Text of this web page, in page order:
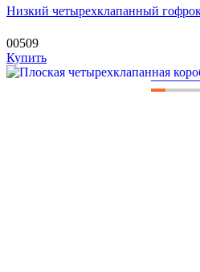
Низкий четырехклапанный
00509
Купить
———